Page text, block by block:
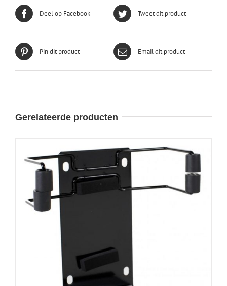
Deel op Facebook Tweet dit product
Pin dit product Email dit product
Gerelateerde producten